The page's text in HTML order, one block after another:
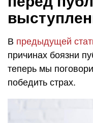
В предыдущей
причинах боязни
теперь мы
победить страх.